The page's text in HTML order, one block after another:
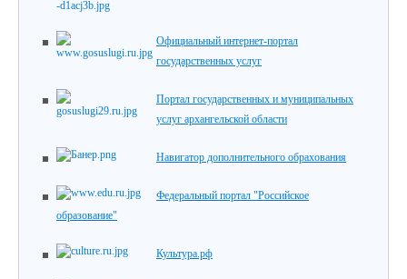
Официальный интернет-портал
государственных услуг
Портал государственных и муниципальных
услуг архангельской области
Навигатор дополнительного обрахования
Федеральный портал "Российское
образование"
Культура.рф